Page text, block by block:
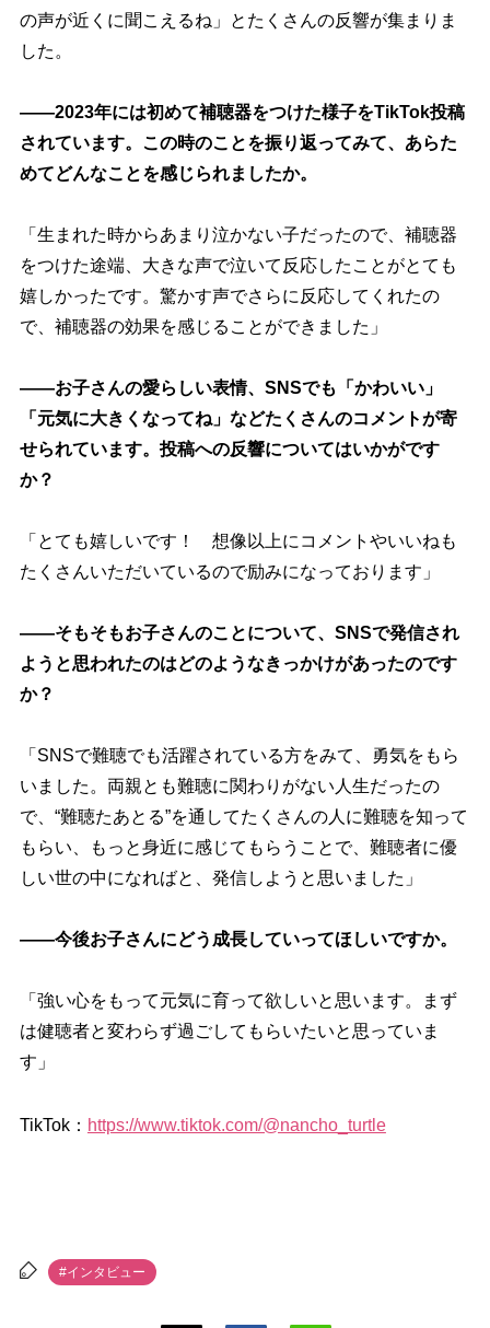
の声が近くに聞こえるね」とたくさんの反響が集まりま
した。
――2023年には初めて補聴器をつけた様子をTikTok投稿
されています。この時のことを振り返ってみて、あらた
めてどんなことを感じられましたか。
「生まれた時からあまり泣かない子だったので、補聴器
をつけた途端、大きな声で泣いて反応したことがとても
嬉しかったです。驚かす声でさらに反応してくれたの
で、補聴器の効果を感じることができました」
――お子さんの愛らしい表情、SNSでも「かわいい」
「元気に大きくなってね」などたくさんのコメントが寄
せられています。投稿への反響についてはいかがです
か？
「とても嬉しいです！ 想像以上にコメントやいいねも
たくさんいただいているので励みになっております」
――そもそもお子さんのことについて、SNSで発信され
ようと思われたのはどのようなきっかけがあったのです
か？
「SNSで難聴でも活躍されている方をみて、勇気をもら
いました。両親とも難聴に関わりがない人生だったの
で、“難聴たあとる”を通してたくさんの人に難聴を知って
もらい、もっと身近に感じてもらうことで、難聴者に優
しい世の中になればと、発信しようと思いました」
――今後お子さんにどう成長していってほしいですか。
「強い心をもって元気に育って欲しいと思います。まず
は健聴者と変わらず過ごしてもらいたいと思っていま
す」
TikTok： https://www.tiktok.com/@nancho_turtle
#インタビュー